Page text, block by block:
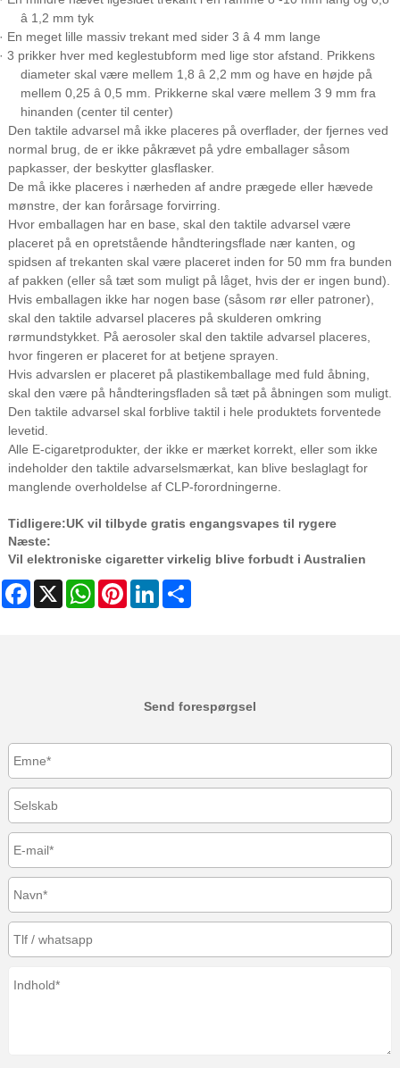
â 1,2 mm tyk
En meget lille massiv trekant med sider 3 â 4 mm lange
3 prikker hver med keglestubform med lige stor afstand. Prikkens
diameter skal være mellem 1,8 â 2,2 mm og have en højde på
mellem 0,25 â 0,5 mm. Prikkerne skal være mellem 3 9 mm fra
hinanden (center til center)
Den taktile advarsel må ikke placeres på overflader, der fjernes ved
normal brug, de er ikke påkrævet på ydre emballager såsom
papkasser, der beskytter glasflasker.
De må ikke placeres i nærheden af ​​andre prægede eller hævede
mønstre, der kan forårsage forvirring.
Hvor emballagen har en base, skal den taktile advarsel være
placeret på en opretstående håndteringsflade nær kanten, og
spidsen af ​​trekanten skal være placeret inden for 50 mm fra bunden
af ​​pakken (eller så tæt som muligt på låget, hvis der er ingen bund).
Hvis emballagen ikke har nogen base (såsom rør eller patroner),
skal den taktile advarsel placeres på skulderen omkring
rørmundstykket. På aerosoler skal den taktile advarsel placeres,
hvor fingeren er placeret for at betjene sprayen.
Hvis advarslen er placeret på plastikemballage med fuld åbning,
skal den være på håndteringsfladen så tæt på åbningen som muligt.
Den taktile advarsel skal forblive taktil i hele produktets forventede
levetid.
Alle E-cigaretprodukter, der ikke er mærket korrekt, eller som ikke
indeholder den taktile advarselsmærkat, kan blive beslaglagt for
manglende overholdelse af CLP-forordningerne.
Tidligere:UK vil tilbyde gratis engangsvapes til rygere
Næste:
Vil elektroniske cigaretter virkelig blive forbudt i Australien
Facebook WhatsAppPinterestLinkedIn
Send forespørgsel